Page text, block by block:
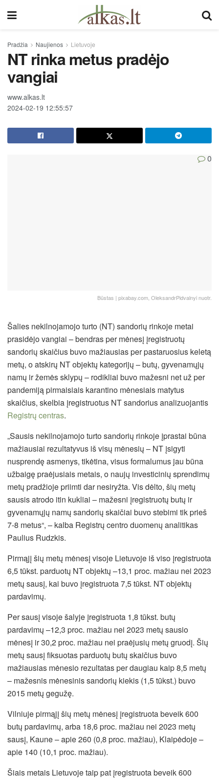
Pradžia Naujienos Lietuvoje
NT rinka metus pradėjo
vangiai
www.alkas.lt
2024-02-19 12:55:57
0
Būstas | pixabay.com, OleksandrPidvalnyi nuotr.
Šalies nekilnojamojo turto (NT) sandorių rinkoje metai
prasidėjo vangiai – bendras per mėnesį įregistruotų
sandorių skaičius buvo mažiausias per pastaruosius keletą
metų, o atskirų NT objektų kategorijų – butų, gyvenamųjų
namų ir žemės sklypų – rodikliai buvo mažesni net už per
pandemiją pirmaisiais karantino mėnesiais matytus
skaičius, skelbia įregistruotus NT sandorius analizuojantis
Registrų centras.
„Sausis nekilnojamojo turto sandorių rinkoje įprastai būna
mažiausiai rezultatyvus iš visų mėnesių – NT įsigyti
nusprendę asmenys, tikėtina, visus formalumus jau būna
užbaigę praėjusiais metais, o naujų investicinių sprendimų
metų pradžioje priimti dar nesiryžta. Vis dėlto, šių metų
sausis atrodo itin kukliai – mažesni įregistruotų butų ir
gyvenamųjų namų sandorių skaičiai buvo stebimi tik prieš
7-8 metus“, – kalba Registrų centro duomenų analitikas
Paulius Rudzkis.
Pirmąjį šių metų mėnesį visoje Lietuvoje iš viso įregistruota
6,5 tūkst. parduotų NT objektų –13,1 proc. mažiau nei 2023
metų sausį, kai buvo įregistruota 7,5 tūkst. NT objektų
pardavimų.
Per sausį visoje šalyje įregistruota 1,8 tūkst. butų
pardavimų –12,3 proc. mažiau nei 2023 metų sausio
mėnesį ir 30,2 proc. mažiau nei praėjusių metų gruodį. Šių
metų sausį fiksuotas parduotų butų skaičius buvo
mažiausias mėnesio rezultatas per daugiau kaip 8,5 metų
– mažesnis mėnesinis sandorių kiekis (1,5 tūkst.) buvo
2015 metų gegužę.
Vilniuje pirmąjį šių metų mėnesį įregistruota beveik 600
butų pardavimų, arba 18,6 proc. mažiau nei 2023 metų
sausį, Kaune – apie 260 (0,8 proc. mažiau), Klaipėdoje –
apie 140 (10,1 proc. mažiau).
Šiais metais Lietuvoje taip pat įregistruota beveik 600